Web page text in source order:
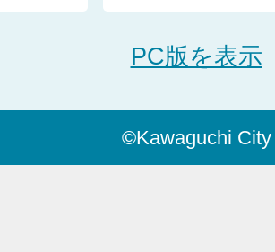
PC版を表示
©Kawaguchi City